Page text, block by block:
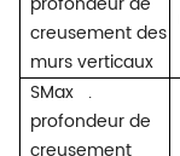
creusement des
murs verticaux
SMax .
profondeur de
creusement